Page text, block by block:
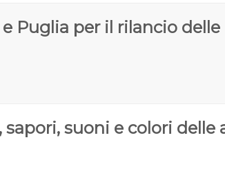
Puglia per il rilancio delle
suoni e colori delle